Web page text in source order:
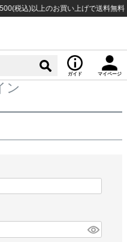
税込)以上のお買い上げで送料無料
ガイド マイページ
ン